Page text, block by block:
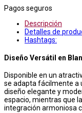
Pagos seguros
Descripción
Detalles de
Hashtags:
Diseño Versátil en
Disponible en un
se adapta fácilmente a
diseño elegante y
espacio, mientras que
integración armoniosa